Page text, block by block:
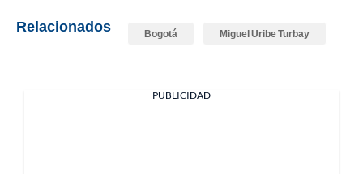
Relacionados Bogotá Miguel Uribe Turbay
PUBLICIDAD